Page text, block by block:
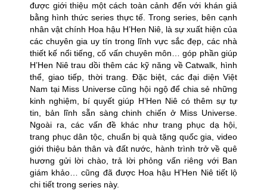
được giới thiệu một cách toàn cảnh đến với khán giả
bằng hình thức series thực tế. Trong series, bên cạnh
nhân vật chính Hoa hậu H’Hen Niê, là sự xuất hiện của
các chuyên gia uy tín trong lĩnh vực sắc đẹp, các nhà
thiết kế nổi tiếng, cố vấn chuyên môn… góp phần giúp
H’Hen Niê trau dồi thêm các kỹ năng về Catwalk, hình
thể, giao tiếp, thời trang. Đặc biệt, các đại diện Việt
Nam tại Miss Universe cũng hội ngộ để chia sẻ những
kinh nghiệm, bí quyết giúp H’Hen Niê có thêm sự tự
tin, bản lĩnh sẵn sàng chinh chiến ở Miss Universe.
Ngoài ra, các vấn đề khác như trang phục dạ hội,
trang phục dân tộc, chuẩn bị quà tặng quốc gia, video
giới thiệu bản thân và đất nước, hành trình trở về quê
hương gửi lời chào, trả lời phỏng vấn riêng với Ban
giám khảo… cũng đã được Hoa hậu H’Hen Niê tiết lộ
chi tiết trong series này.